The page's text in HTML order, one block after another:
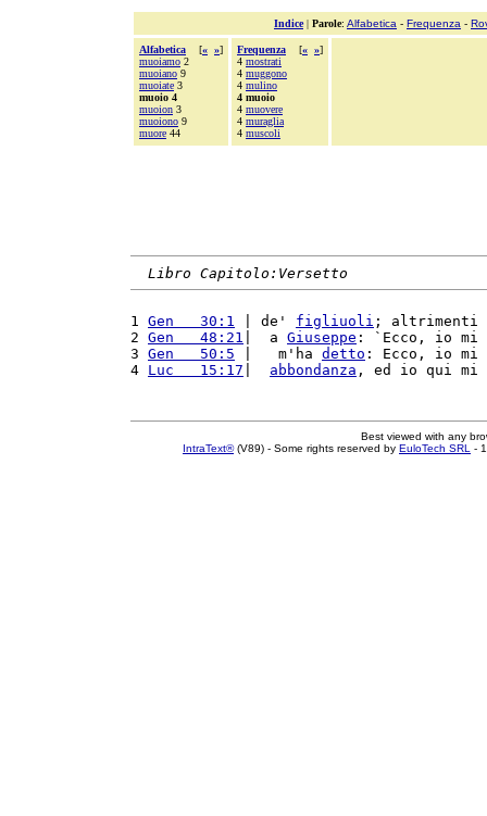
Indice| Parole: Alfabetica - Frequenza -
Alfabetica [« »]
muoiamo 2
muoiano 9
muoiate 3
muoio 4
muoion 3
muoiono 9
muore 44
Frequenza [« »]
4 mostrati
4 muggono
4 mulino
4 muoio
4 muovere
4 muraglia
4 muscoli
Libro Capitolo:Versetto
1 Gen   30:1 | de' figliuoli ; altrimenti
2 Gen   48:21 |  a Giuseppe : `Ecco, io mi
3 Gen   50:5 |   m'ha detto : Ecco, io mi
4 Luc   15:17 abbondanza , ed io qui mi
Best viewed with any
IntraText®(V89) - Some rights reserved by EuloTech SRL -